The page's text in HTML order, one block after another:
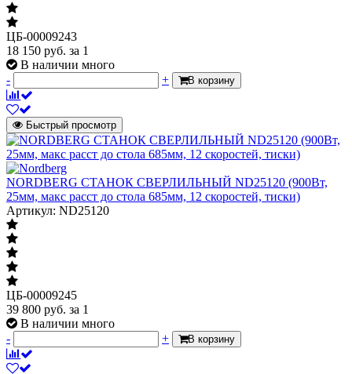
ЦБ-00009243
18 150 руб. за 1
В наличии много
-
+ В корзину
Быстрый просмотр
NORDBERG СТАНОК СВЕРЛИЛЬНЫЙ ND25120 (900Вт,
25мм, макс расст до стола 685мм, 12 скоростей, тиски)
Артикул: ND25120
ЦБ-00009245
39 800 руб. за 1
В наличии много
-
+ В корзину